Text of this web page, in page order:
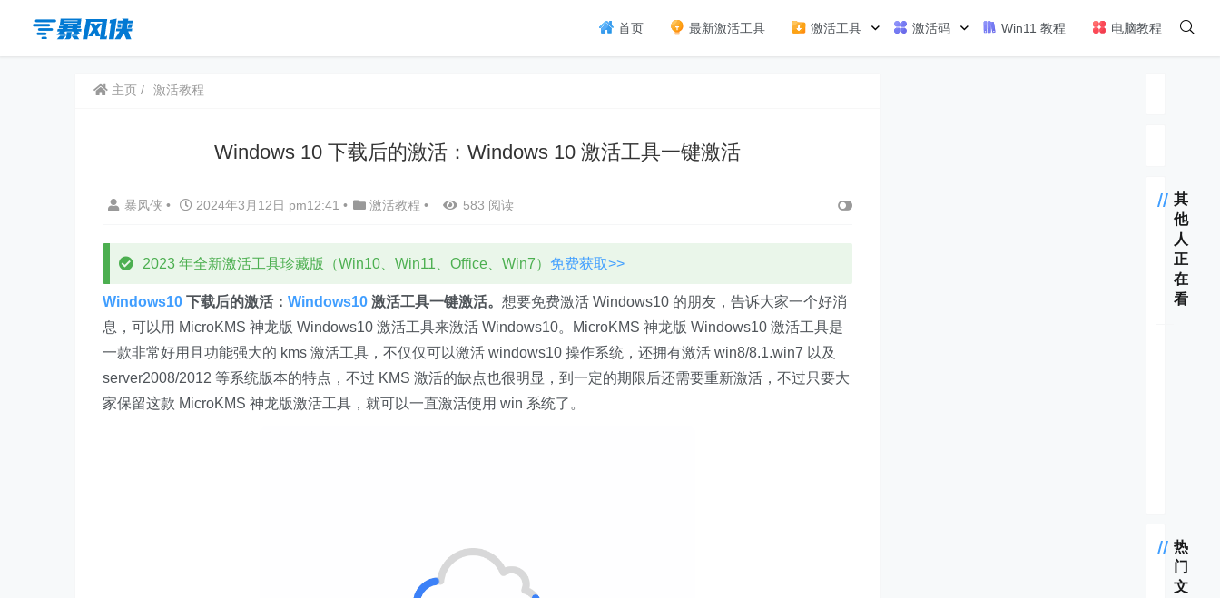
首页 最新激活工具 激活工具 激活码 Win11 教程 电脑教程
主页 激活教程
Windows 10 下载后的激活：Windows 10 激活工具一键激活
暴风侠 • 2024年3月12日 pm12:41 • 激活教程 • 583 阅读
2023 年全新激活工具珍藏版（Win10、Win11、Office、Win7） 免费获取>>
Windows10 下载后的激活： Windows10 激活工具一键激活。 想要免费激活 Windows10 的朋友，告诉大家一个好消
息，可以用 MicroKMS 神龙版 Windows10 激活工具来激活 Windows10。MicroKMS 神龙版 Windows10 激活工具是
一款非常好用且功能强大的 kms 激活工具，不仅仅可以激活 windows10 操作系统，还拥有激活 win8/8.1.win7 以及
server2008/2012 等系统版本的特点，不过 KMS 激活的缺点也很明显，到一定的期限后还需要重新激活，不过只要大
家保留这款 MicroKMS 神龙版激活工具，就可以一直激活使用 win 系统了。
其
他
人
正
在
看
热
门
文